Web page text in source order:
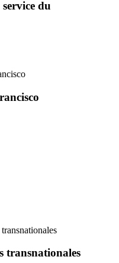
du
transnationales